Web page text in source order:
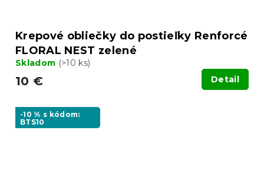
Krepové obliečky do postieľky Renforcé
FLORAL NEST zelené
Skladom (>10 ks)
10 € Detail
-10 % s kódom:
BTS10